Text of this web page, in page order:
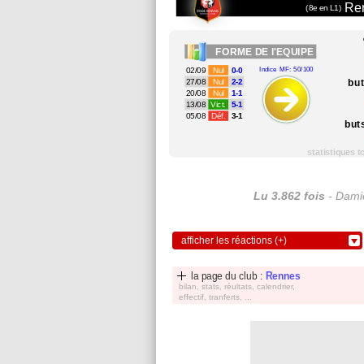
(8e en L1)
FORME DE l'EQUIPE
Indice MF: 50/100
02/09 Nul
0-0
27/08
Nul 2-2
20/08 Nul 1-1
13/08 Vict.
5-1
05/08
Déf. 3-1
statistiques
Lu 3.862 fois -
afficher les réactions (+)
la page du club : Rennes
bilan, stats, réultats, calendrier,
effectif, tranferts, ...